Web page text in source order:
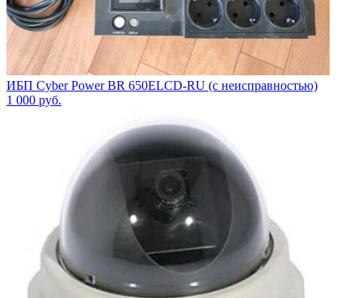
ИБП Cyber Power BR 650ELCD-RU (с неисправностью)
1 000 руб.